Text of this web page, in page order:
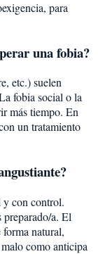
para
una fobia?
etc.) suelen
fobia social o la
más tiempo. En
un tratamiento
y con control.
preparado/a. El
natural,
como anticipa